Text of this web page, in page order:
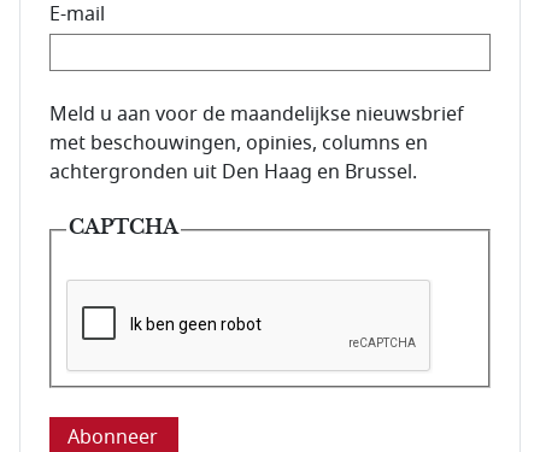
E-mail
E-mailadres van de abonnee.
Meld u aan voor de maandelijkse nieuwsbrief
met beschouwingen, opinies, columns en
achtergronden uit Den Haag en Brussel.
CAPTCHA
Deze vraag is om te controleren dat u een mens